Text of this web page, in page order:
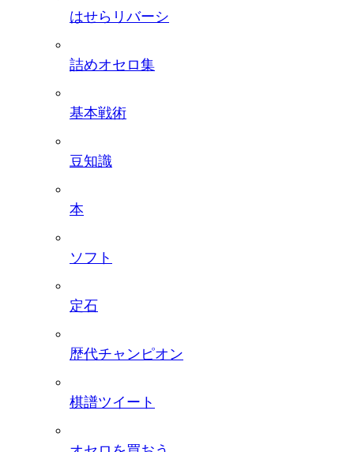
はせらリバーシ
詰めオセロ集
基本戦術
豆知識
本
ソフト
定石
歴代チャンピオン
棋譜ツイート